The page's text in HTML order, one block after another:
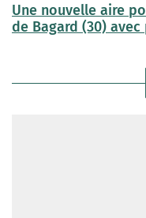
Une nouvelle aire
de Bagard (30)